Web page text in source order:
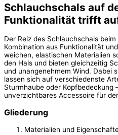
Schlauchschals auf
Funktionalität trifft
Der Reiz des Schlauchschals
Kombination aus Funktionalität
weichen, elastischen Materialien
den Hals und bieten gleichzeitig
und unangenehmem Wind. Dabei
lassen sich auf verschiedenste
Sturmhaube oder Kopfbedeckung
unverzichtbares Accessoire für
Gliederung
Materialien und